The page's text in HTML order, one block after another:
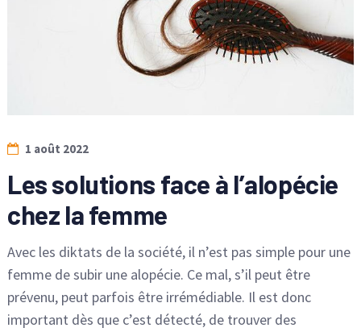
1 août 2022
Les solutions face à l’alopécie
chez la femme
Avec les diktats de la société, il n’est pas simple pour une
femme de subir une alopécie. Ce mal, s’il peut être
prévenu, peut parfois être irrémédiable. Il est donc
important dès que c’est détecté, de trouver des